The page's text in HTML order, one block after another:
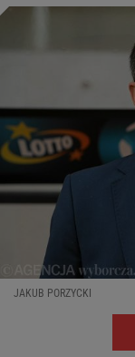
JAKUB PORZYCKI